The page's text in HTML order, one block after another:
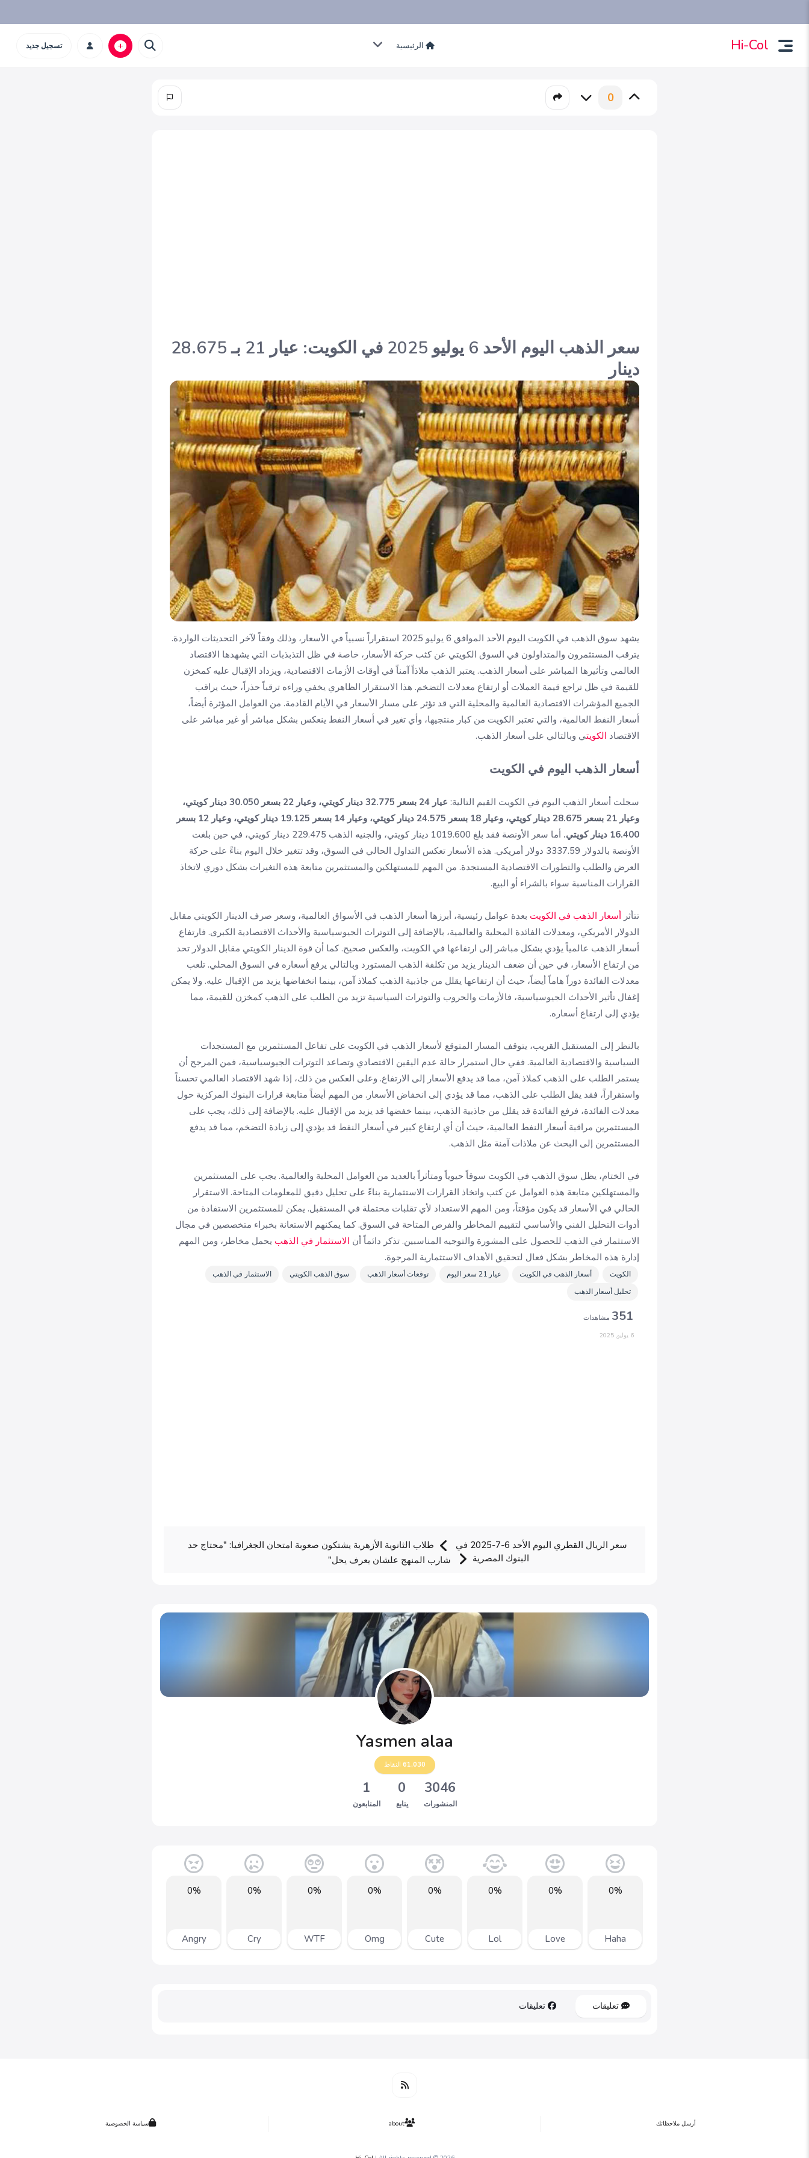
Hi-Col الرئيسية تسجيل جديد
0
سعر الذهب اليوم الأحد 6 يوليو 2025 في الكويت: عيار 21 بـ 28.675
دينار
يشهد سوق الذهب في الكويت اليوم الأحد الموافق 6 يوليو 2025 استقراراً نسبياً في الأسعار، وذلك وفقاً لآخر التحديثات الواردة.
يترقب المستثمرون والمتداولون في السوق الكويتي عن كثب حركة الأسعار، خاصة في ظل التذبذبات التي يشهدها الاقتصاد
العالمي وتأثيرها المباشر على أسعار الذهب. يعتبر الذهب ملاذاً آمناً في أوقات الأزمات الاقتصادية، ويزداد الإقبال عليه كمخزن
للقيمة في ظل تراجع قيمة العملات أو ارتفاع معدلات التضخم. هذا الاستقرار الظاهري يخفي وراءه ترقباً حذراً، حيث يراقب
الجميع المؤشرات الاقتصادية العالمية والمحلية التي قد تؤثر على مسار الأسعار في الأيام القادمة. من العوامل المؤثرة أيضاً،
أسعار النفط العالمية، والتي تعتبر الكويت من كبار منتجيها، وأي تغير في أسعار النفط ينعكس بشكل مباشر أو غير مباشر على
الاقتصاد الكويتي وبالتالي على أسعار الذهب.
أسعار الذهب اليوم في الكويت
سجلت أسعار الذهب اليوم في الكويت القيم التالية:
عيار 24 بسعر 32.775 دينار كويتي، وعيار 22 بسعر 30.050 دينار كويتي،
وعيار 21 بسعر 28.675 دينار كويتي، وعيار 18 بسعر 24.575 دينار كويتي، وعيار 14 بسعر 19.125 دينار كويتي، وعيار 12 بسعر
16.400 دينار كويتي.
أما سعر الأونصة فقد بلغ 1019.600 دينار كويتي، والجنيه الذهب 229.475 دينار كويتي، في حين بلغت
الأونصة بالدولار 3337.59 دولار أمريكي. هذه الأسعار تعكس التداول الحالي في السوق، وقد تتغير خلال اليوم بناءً على حركة
العرض والطلب والتطورات الاقتصادية المستجدة. من المهم للمستهلكين والمستثمرين متابعة هذه التغيرات بشكل دوري لاتخاذ
القرارات المناسبة سواء بالشراء أو البيع.
تتأثر أسعار الذهب في الكويت بعدة عوامل رئيسية، أبرزها أسعار الذهب في الأسواق العالمية، وسعر صرف الدينار الكويتي مقابل
الدولار الأمريكي، ومعدلات الفائدة المحلية والعالمية، بالإضافة إلى التوترات الجيوسياسية والأحداث الاقتصادية الكبرى. فارتفاع
أسعار الذهب عالمياً يؤدي بشكل مباشر إلى ارتفاعها في الكويت، والعكس صحيح. كما أن قوة الدينار الكويتي مقابل الدولار تحد
من ارتفاع الأسعار، في حين أن ضعف الدينار يزيد من تكلفة الذهب المستورد وبالتالي يرفع أسعاره في السوق المحلي. تلعب
معدلات الفائدة دوراً هاماً أيضاً، حيث أن ارتفاعها يقلل من جاذبية الذهب كملاذ آمن، بينما انخفاضها يزيد من الإقبال عليه. ولا يمكن
إغفال تأثير الأحداث الجيوسياسية، فالأزمات والحروب والتوترات السياسية تزيد من الطلب على الذهب كمخزن للقيمة، مما
يؤدي إلى ارتفاع أسعاره.
بالنظر إلى المستقبل القريب، يتوقف المسار المتوقع لأسعار الذهب في الكويت على تفاعل المستثمرين مع المستجدات
السياسية والاقتصادية العالمية. ففي حال استمرار حالة عدم اليقين الاقتصادي وتصاعد التوترات الجيوسياسية، فمن المرجح أن
يستمر الطلب على الذهب كملاذ آمن، مما قد يدفع الأسعار إلى الارتفاع. وعلى العكس من ذلك، إذا شهد الاقتصاد العالمي تحسناً
واستقراراً، فقد يقل الطلب على الذهب، مما قد يؤدي إلى انخفاض الأسعار. من المهم أيضاً متابعة قرارات البنوك المركزية حول
معدلات الفائدة، فرفع الفائدة قد يقلل من جاذبية الذهب، بينما خفضها قد يزيد من الإقبال عليه. بالإضافة إلى ذلك، يجب على
المستثمرين مراقبة أسعار النفط العالمية، حيث أن أي ارتفاع كبير في أسعار النفط قد يؤدي إلى زيادة التضخم، مما قد يدفع
المستثمرين إلى البحث عن ملاذات آمنة مثل الذهب.
في الختام، يظل سوق الذهب في الكويت سوقاً حيوياً ومتأثراً بالعديد من العوامل المحلية والعالمية. يجب على المستثمرين
والمستهلكين متابعة هذه العوامل عن كثب واتخاذ القرارات الاستثمارية بناءً على تحليل دقيق للمعلومات المتاحة. الاستقرار
الحالي في الأسعار قد يكون مؤقتاً، ومن المهم الاستعداد لأي تقلبات محتملة في المستقبل. يمكن للمستثمرين الاستفادة من
أدوات التحليل الفني والأساسي لتقييم المخاطر والفرص المتاحة في السوق. كما يمكنهم الاستعانة بخبراء متخصصين في مجال
الاستثمار في الذهب للحصول على المشورة والتوجيه المناسبين. تذكر دائماً أن الاستثمار في الذهب يحمل مخاطر، ومن المهم
إدارة هذه المخاطر بشكل فعال لتحقيق الأهداف الاستثمارية المرجوة.
الكويت أسعار الذهب في الكويت عيار 21 سعر اليوم توقعات أسعار الذهب سوق الذهب الكويتي
الاستثمار في الذهب
تحليل أسعار الذهب
351 مشاهدات
6 يوليو, 2025
طلاب الثانوية الأزهرية يشتكون صعوبة امتحان الجغرافيا: "محتاج حد
شارب المنهج علشان يعرف يحل"
سعر الريال القطري اليوم الأحد 6-7-2025 في
البنوك المصرية
Yasmen alaa
61,030 النقاط
3046
المنشورات
0
يتابع
1
المتابعون
0%
Haha
0%
Love
0%
Lol
0%
Cute
0%
Omg
0%
WTF
0%
Cry
0%
Angry
تعليقات تعليقات
أرسل ملاحظاتك about سياسة الخصوصية